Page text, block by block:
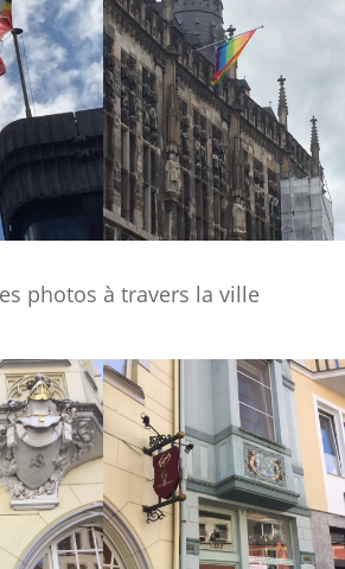
photos à travers la ville